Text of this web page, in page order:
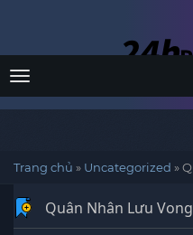
Menu
Trang chủ » Uncategorized »
Quân Nhân Lưu